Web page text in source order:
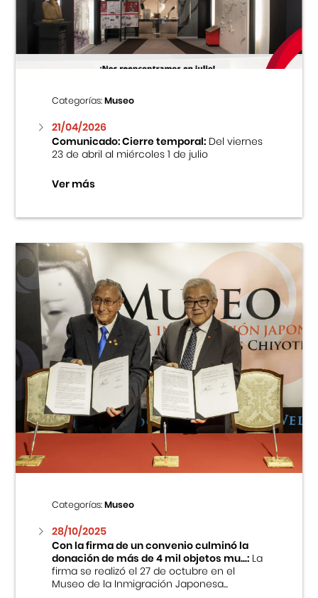
Centro Cultural Peruano Japonés
Museo de la Inmigración Japonesa
Fondo Editorial
Teatro Peruano Japonés
Categorías:Museo
21/04/2026
Comunicado: Cierre temporal:Del viernes
23 de abril al miércoles 1 de julio
Ver más
Categorías:Museo
28/10/2025
Con la firma de un convenio culminó la
donación de más de 4 mil objetos mu...:La
firma se realizó el 27 de octubre en el
Museo de la Inmigración Japonesa...